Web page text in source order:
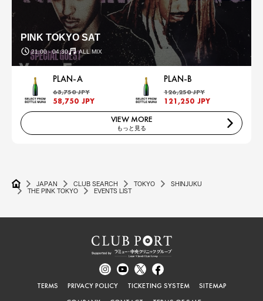
PINK TOKYO SAT
21:00 - 04:30 ALL MIX
PLAN-A
63,750 JPY
58,750 JPY
PLAN-B
126,250 JPY
121,250 JPY
VIEW MORE
もっと見る
JAPAN CLUB SEARCH TOKYO
SHINJUKU
THE PINK TOKYO
EVENTS LIST
TERMS PRIVACY POLICY TICKETING SYSTEM
SITEMAP